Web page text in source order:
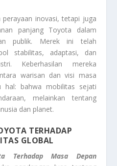
perayaan inovasi, tetapi juga
panjang Toyota dalam
publik. Merek ini telah
stabilitas, adaptasi, dan
Keberhasilan mereka
warisan dan visi masa
hal: bahwa mobilitas sejati
melainkan tentang
dan planet.
TERHADAP
GLOBAL
Terhadap Masa Depan